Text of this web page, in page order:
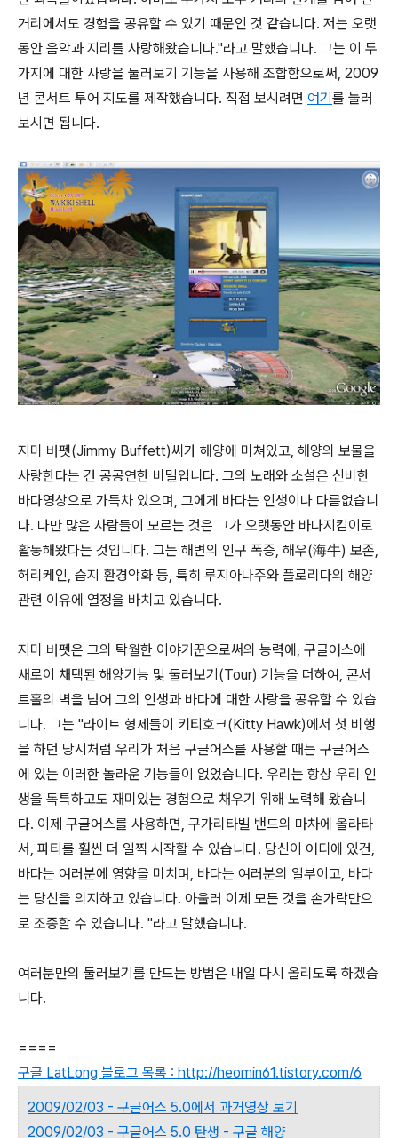
거리에서도 경험을 공유할 수 있기 때문인 것 같습니다. 저는 오랫
동안 음악과 지리를 사랑해왔습니다."라고 말했습니다. 그는 이 두
가지에 대한 사랑을 둘러보기 기능을 사용해 조합함으로써, 2009
년 콘서트 투어 지도를 제작했습니다. 직접 보시려면 여기를 눌러
보시면 됩니다.
지미 버펫(Jimmy Buffett)씨가 해양에 미쳐있고, 해양의 보물을
사랑한다는 건 공공연한 비밀입니다. 그의 노래와 소설은 신비한
바다영상으로 가득차 있으며, 그에게 바다는 인생이나 다름없습니
다. 다만 많은 사람들이 모르는 것은 그가 오랫동안 바다지킴이로
활동해왔다는 것입니다. 그는 해변의 인구 폭증, 해우(海牛) 보존,
허리케인, 습지 환경악화 등, 특히 루지아나주와 플로리다의 해양
관련 이유에 열정을 바치고 있습니다.
지미 버펫은 그의 탁월한 이야기꾼으로써의 능력에, 구글어스에
새로이 채택된 해양기능 및 둘러보기(Tour) 기능을 더하여, 콘서
트홀의 벽을 넘어 그의 인생과 바다에 대한 사랑을 공유할 수 있습
니다. 그는 "라이트 형제들이 키티호크(Kitty Hawk)에서 첫 비행
을 하던 당시처럼 우리가 처음 구글어스를 사용할 때는 구글어스
에 있는 이러한 놀라운 기능들이 없었습니다. 우리는 항상 우리 인
생을 독특하고도 재미있는 경험으로 채우기 위해 노력해 왔습니
다. 이제 구글어스를 사용하면, 구가리타빌 밴드의 마차에 올라타
서, 파티를 훨씬 더 일찍 시작할 수 있습니다. 당신이 어디에 있건,
바다는 여러분에 영향을 미치며, 바다는 여러분의 일부이고, 바다
는 당신을 의지하고 있습니다. 아울러 이제 모든 것을 손가락만으
로 조종할 수 있습니다. "라고 말했습니다.
여러분만의 둘러보기를 만드는 방법은 내일 다시 올리도록 하겠습
니다.
====
구글 LatLong 블로그 목록 : http://heomin61.tistory.com/6
2009/02/03 - 구글어스 5.0에서 과거영상 보기
2009/02/03 - 구글어스 5.0 탄생 - 구글 해양